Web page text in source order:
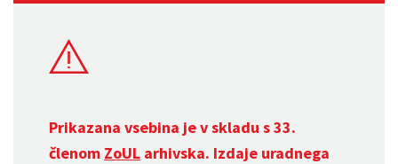
Prikazana vsebina je v skladu s 33.
členom ZoUL arhivska. Izdaje uradnega